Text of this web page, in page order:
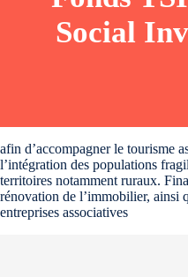
Social
afin d’accompagner le tourisme
l’intégration des populations
territoires notamment ruraux.
rénovation de l’immobilier, ainsi
entreprises associatives